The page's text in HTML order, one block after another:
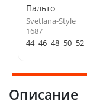
Пальто
Svetlana-Style
1687
44 46 48 50 52
Описание